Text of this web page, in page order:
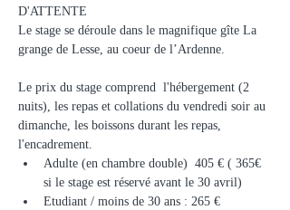
D'ATTENTE
Le stage se déroule dans le magnifique gîte La
grange de Lesse, au coeur de l’Ardenne.
Le prix du stage comprend  l'hébergement (2
nuits), les repas et collations du vendredi soir au
dimanche, les boissons durant les repas,
l'encadrement.
Adulte (en chambre double)  405 € ( 365€
si le stage est réservé avant le 30 avril)
Etudiant / moins de 30 ans : 265 €